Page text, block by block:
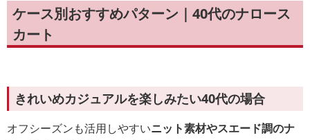
ケース別おすすめパターン｜40代のナロース
カート
きれいめカジュアルを楽しみたい40代の場合
オフシーズンも活用しやすいニット素材やスエード調のナ